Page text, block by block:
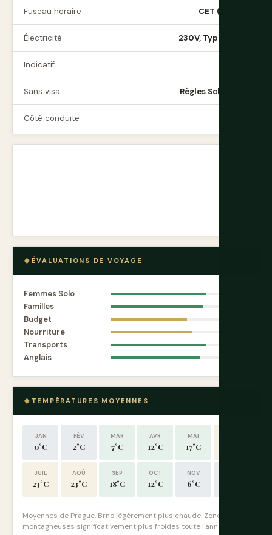
Fuseau horaire CET (UTC+1)
Électricité 230V, Type C/E/F
Indicatif
Sans visa Règles Schengen
Côté conduite
ÉVALUATIONS DE VOYAGE
Femmes Solo
Familles
Budget
Nourriture
Transports
Anglais
TEMPÉRATURES MOYENNES
JAN
0°C
FÉV
2°C
MAR
7°C
AVR
12°C
MAI
17°C
JUIL
23°C
AOÛ
23°C
SEP
18°C
OCT
12°C
NOV
6°C
Moyennes de Prague. Brno légèrement plus chaude. Zones
montagneuses significativement plus froides toute l'année.